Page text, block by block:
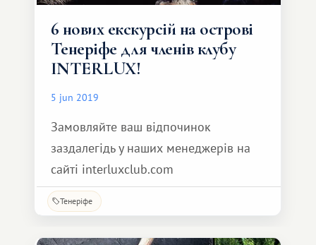
6 нових екскурсій на острові
Тенеріфе для членів клубу
INTERLUX!
5 jun 2019
Замовляйте ваш відпочинок
заздалегідь у наших менеджерів на
сайті interluxclub.com
Тенеріфе